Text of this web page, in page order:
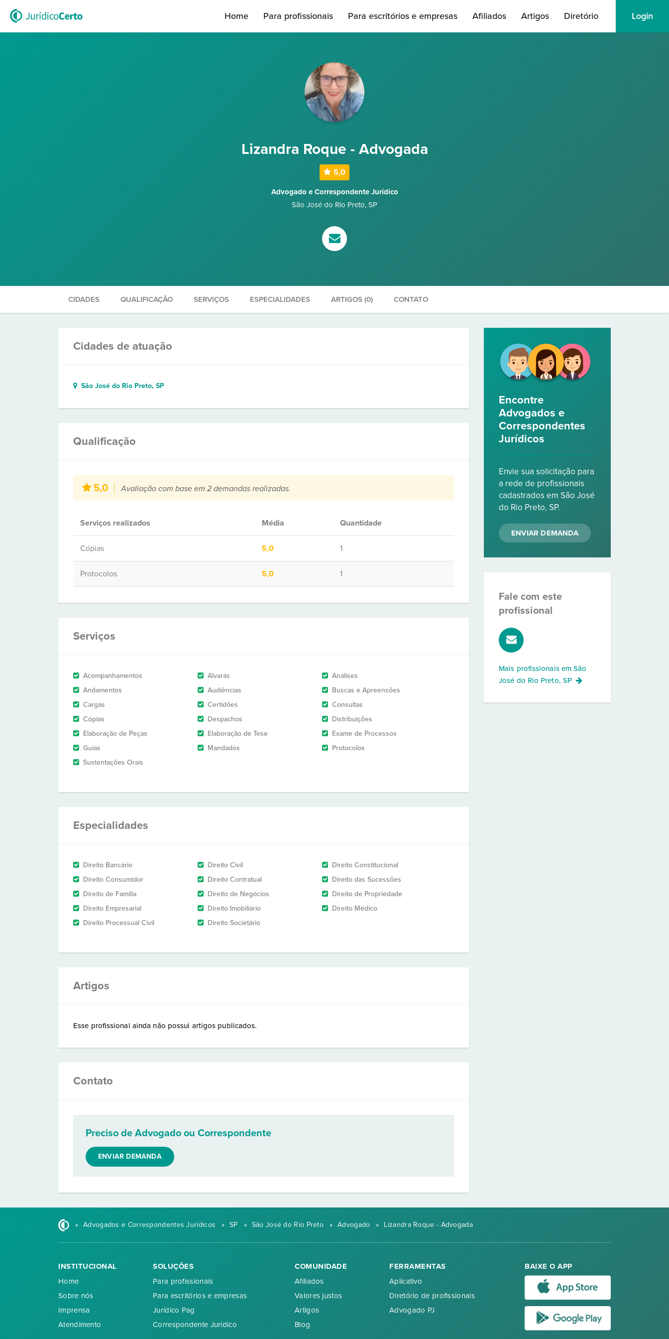
Home Para profissionais Para escritórios e empresas Afiliados Artigos Diretório Login
Lizandra Roque - Advogada
5,0
Advogado e Correspondente Jurídico
São José do Rio Preto, SP
CIDADES QUALIFICAÇÃO SERVIÇOS ESPECIALIDADES ARTIGOS (0) CONTATO
Cidades de atuação
São José do Rio Preto, SP
Qualificação
5,0 Avaliação com base em 2 demandas realizadas.
Serviços realizados Média Quantidade
Cópias 5,0 1
Protocolos 5,0 1
Serviços
Acompanhamentos Alvarás
Análises
Andamentos
Audiências
Buscas e Apreensões
Cargas
Certidões
Consultas
Cópias
Despachos
Distribuições
Elaboração de Peças
Elaboração de Tese
Exame de Processos
Guias
Mandados
Protocolos
Sustentações Orais
Especialidades
Direito Bancário Direito Civil
Direito Constitucional
Direito Consumidor
Direito Contratual
Direito das Sucessões
Direito de Família
Direito de Negócios
Direito de Propriedade
Direito Empresarial
Direito Imobiliário
Direito Médico
Direito Processual Civil
Direito Societário
Artigos
Esse profissional ainda não possui artigos publicados.
Contato
Preciso de Advogado ou Correspondente
ENVIAR DEMANDA
Encontre
Advogados e
Correspondentes
Jurídicos
Envie sua solicitação para
a rede de profissionais
cadastrados em São José
do Rio Preto, SP.
ENVIAR DEMANDA
Fale com este
profissional
Mais profissionais emSão
José do Rio Preto, SP
» Advogados e Correspondentes Jurídicos » SP » São José do Rio Preto » Advogado » Lizandra Roque - Advogada
INSTITUCIONAL
Home
Sobre nós
Imprensa
Atendimento
SOLUÇÕES
Para profissionais
Para escritórios e empresas
Jurídico Pag
Correspondente Jurídico
COMUNIDADE
Afiliados
Valores justos
Artigos
Blog
FERRAMENTAS
Aplicativo
Diretório de profissionais
Advogado PJ
BAIXE O APP